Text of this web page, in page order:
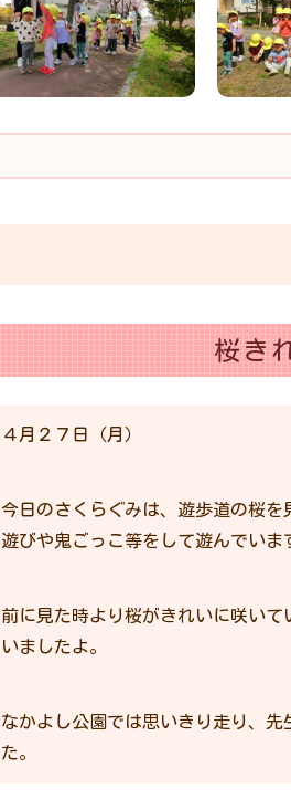
桜き
４月２７日（月）
今日のさくらぐみは、遊歩道の桜
遊びや鬼ごっこ等をして遊んでいま
前に見た時より桜がきれいに咲い
いましたよ。
なかよし公園では思いきり走り、
た。